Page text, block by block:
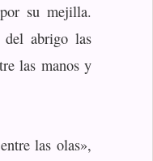
su mejilla.
abrigo las
las manos y
las olas»,